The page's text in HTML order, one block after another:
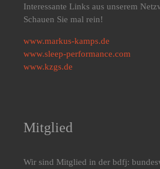
Interessante Links aus unserem
Schauen Sie mal rein!
www.markus-kamps.de
www.sleep-performance.com
www.kzgs.de
Mitglied
Wir sind Mitglied in der bdfj: